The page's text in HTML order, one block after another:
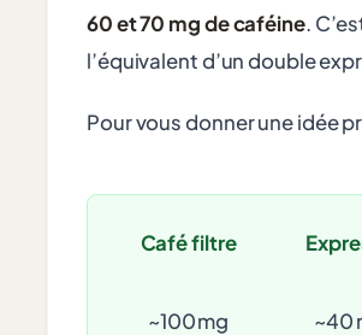
60 et 70 mg de caféine.
l’équivalent d’un double
Pour vous donner une idée
Café filtre
~100 mg ~40